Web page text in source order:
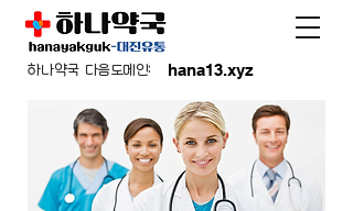
hana13.xyz
하나약국 다음도메인: